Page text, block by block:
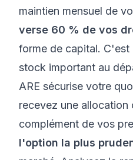
maintien mensuel de
verse 60 % de vos
forme de capital. C'est
stock important au
ARE sécurise votre
recevez une allocation
complément de vos
l'option la plus